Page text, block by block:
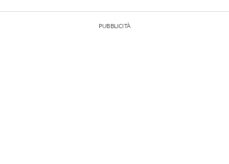
PUBBLICITÀ